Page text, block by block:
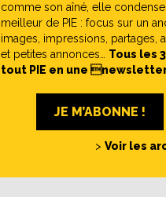
comme son aîné, elle
meilleur de PIE : focus sur un
images, impressions, partages,
et petites annonces… Tous les
tout PIE en une
JE M’ABONNE !
> Voir les